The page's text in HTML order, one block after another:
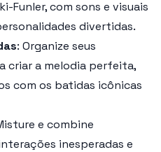
Funler, com sons e visuais
divertidas.
: Organize seus
criar a melodia perfeita,
com os batidas icônicas
e combine
inesperadas e